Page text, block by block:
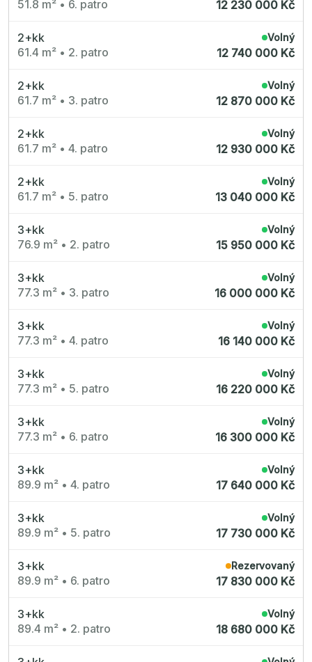
51.8 m² • 6. patro 12 230 000 Kč
2+kk
61.4 m² • 2. patro
Volný
12 740 000 Kč
2+kk
61.7 m² • 3. patro
Volný
12 870 000 Kč
2+kk
61.7 m² • 4. patro
Volný
12 930 000 Kč
2+kk
61.7 m² • 5. patro
Volný
13 040 000 Kč
3+kk
76.9 m² • 2. patro
Volný
15 950 000 Kč
3+kk
77.3 m² • 3. patro
Volný
16 000 000 Kč
3+kk
77.3 m² • 4. patro
Volný
16 140 000 Kč
3+kk
77.3 m² • 5. patro
Volný
16 220 000 Kč
3+kk
77.3 m² • 6. patro
Volný
16 300 000 Kč
3+kk
89.9 m² • 4. patro
Volný
17 640 000 Kč
3+kk
89.9 m² • 5. patro
Volný
17 730 000 Kč
3+kk
89.9 m² • 6. patro
Rezervovaný
17 830 000 Kč
3+kk
89.4 m² • 2. patro
Volný
18 680 000 Kč